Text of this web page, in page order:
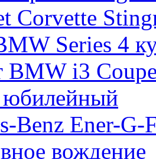
Corvette
Series 4
BMW i3
Benz Ener-G-
вождение